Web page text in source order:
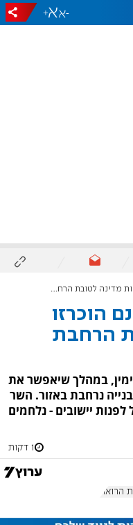
-
+
465 דונם הוכרזו
הרחבת
במהלך שיאפשר את
נרחבת באזור. השר
יישובים - נלחמים
1 דקות
הרואה